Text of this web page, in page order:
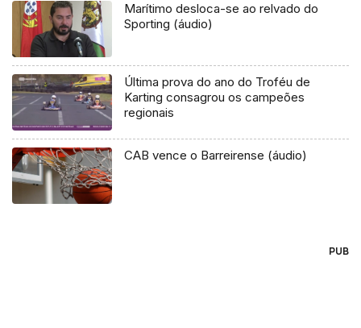
Marítimo desloca-se ao relvado do
Sporting (áudio)
Última prova do ano do Troféu de
Karting consagrou os campeões
regionais
CAB vence o Barreirense (áudio)
PUB